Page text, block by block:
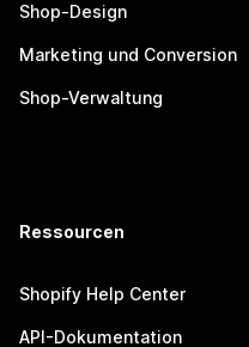
Shop-Design
Marketing und Conversion
Shop-Verwaltung
Ressourcen
Shopify Help Center
API-Dokumentation